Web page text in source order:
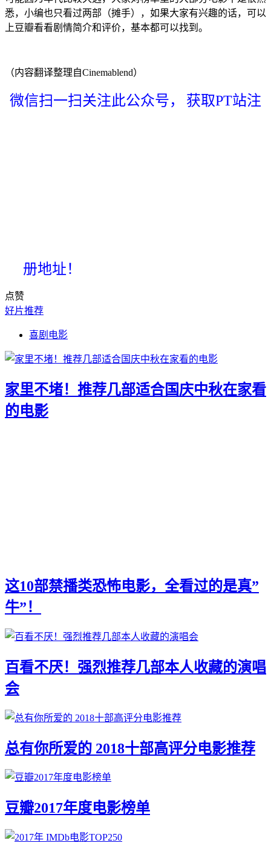
悉，小编也只看过两部（摊手），如果大家有兴趣的话，可以
上豆瓣看看剧情简介和评价，基本都可以找到。
（内容翻译整理自Cinemablend）
微信扫一扫关注此公众号， 获取PT站注
册地址！
点赞
好片推荐
喜剧电影
家里不堵！推荐几部适合国庆中秋在家看
的电影
这10部禁播类恐怖电影，全看过的是真”
牛”！
百看不厌！强烈推荐几部本人收藏的演唱
会
总有你所爱的 2018十部高评分电影推荐
豆瓣2017年度电影榜单